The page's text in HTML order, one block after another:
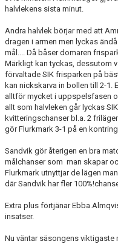
halvlekens sista minut.
Andra halvlek börjar med att
dragen i armen men lyckas
mål.... Då båser domaren
Märkligt kan tyckas, dessutom
förvaltade SIK frisparken på
kan nickskarva in bollen till 2-1.
alltför mycket i uppspelsfasen
allt som halvleken går lyckas
kvitteringschanser bl.a. 2
gör Flurkmark 3-1 på en
Sandvik gör återigen en bra
målchanser som man skapar
Flurkmark utnyttjar de lägen
där Sandvik har fler
Extra plus förtjänar
insatser.
Nu väntar säsongens